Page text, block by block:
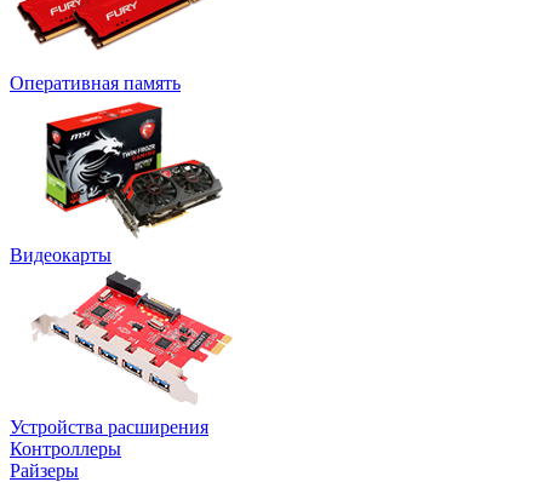
Оперативная память
Видеокарты
Устройства расширения
Контроллеры
Райзеры